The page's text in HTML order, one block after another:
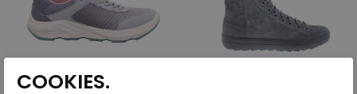
COOKIES.